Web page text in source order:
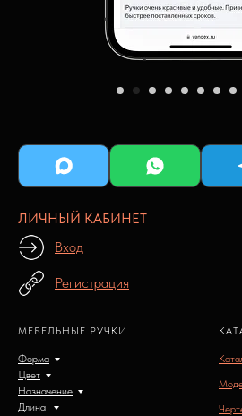
ЛИЧНЫЙ КАБИНЕТ
Вход
Регистрация
МЕБЕЛЬНЫЕ РУЧКИ
Форма
Цвет
Назначение
Длина